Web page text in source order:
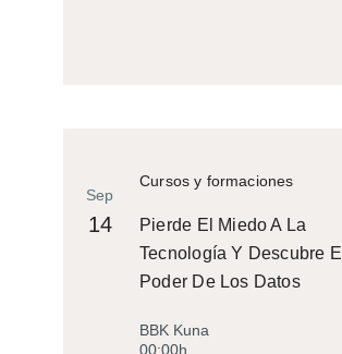
Cursos y formaciones
Sep
14
Pierde El Miedo A La
Tecnología Y Descubre El
Poder De Los Datos
BBK Kuna
00:00h